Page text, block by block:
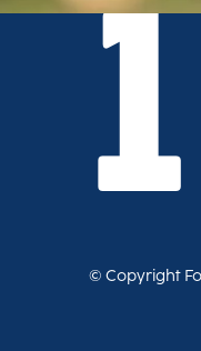
© Copyright